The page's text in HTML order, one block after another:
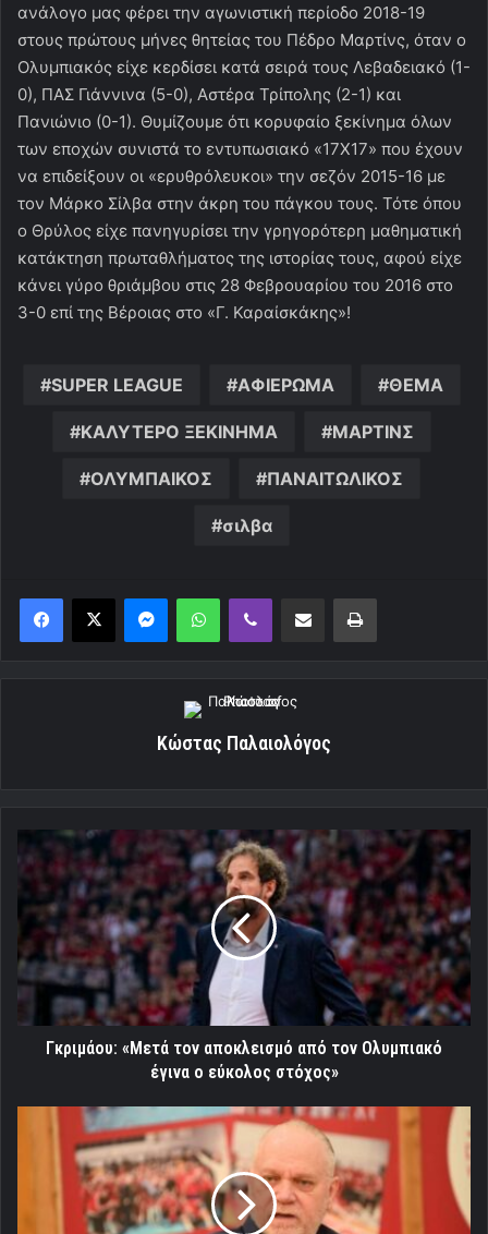
ανάλογο μας φέρει την αγωνιστική περίοδο 2018-19
στους πρώτους μήνες θητείας του Πέδρο Μαρτίνς, όταν ο
Ολυμπιακός είχε κερδίσει κατά σειρά τους Λεβαδειακό (1-
0), ΠΑΣ Γιάννινα (5-0), Αστέρα Τρίπολης (2-1) και
Πανιώνιο (0-1). Θυμίζουμε ότι κορυφαίο ξεκίνημα όλων
των εποχών συνιστά το εντυπωσιακό «17Χ17» που έχουν
να επιδείξουν οι «ερυθρόλευκοι» την σεζόν 2015-16 με
τον Μάρκο Σίλβα στην άκρη του πάγκου τους. Τότε όπου
ο Θρύλος είχε πανηγυρίσει την γρηγορότερη μαθηματική
κατάκτηση πρωταθλήματος της ιστορίας τους, αφού είχε
κάνει γύρο θριάμβου στις 28 Φεβρουαρίου του 2016 στο
3-0 επί της Βέροιας στο «Γ. Καραίσκάκης»!
SUPER LEAGUE ΑΦΙΕΡΩΜΑ ΘΕΜΑ
ΚΑΛΥΤΕΡΟ ΞΕΚΙΝΗΜΑ ΜΑΡΤΙΝΣ
ΟΛΥΜΠΑΙΚΟΣ ΠΑΝΑΙΤΩΛΙΚΟΣ
σιλβα
MessengerWhatsAppViber Κοινοποίηση μέσω ηλεκτρονικού ταχυδρομείουΕκτύπωση
Κώστας Παλαιολόγος
Γκριμάου:
«Μετά
αποκλεισμό
από
τον
Ολυμπιακό
έγινα
ο
εύκολος
Γκριμάου: «Μετά τον αποκλεισμό από τον Ολυμπιακό
έγινα ο εύκολος στόχος»
Κουντούρης
προπόνηση